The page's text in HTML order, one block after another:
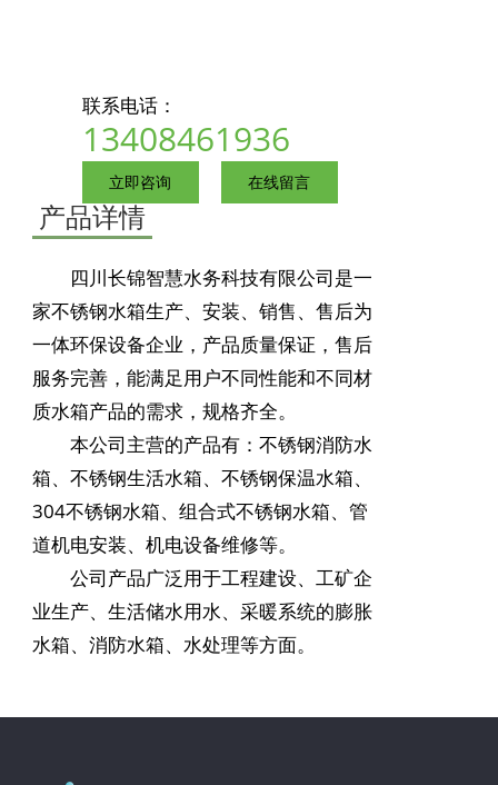
联系电话：
13408461936
立即咨询 在线留言
产品详情
四川长锦智慧水务科技有限公司是一
家不锈钢水箱生产、安装、销售、售后为
一体环保设备企业，产品质量保证，售后
服务完善，能满足用户不同性能和不同材
质水箱产品的需求，规格齐全。
本公司主营的产品有：不锈钢消防水
箱、不锈钢生活水箱、不锈钢保温水箱、
304不锈钢水箱、组合式不锈钢水箱、管
道机电安装、机电设备维修等。
公司产品广泛用于工程建设、工矿企
业生产、生活储水用水、采暖系统的膨胀
水箱、消防水箱、水处理等方面。